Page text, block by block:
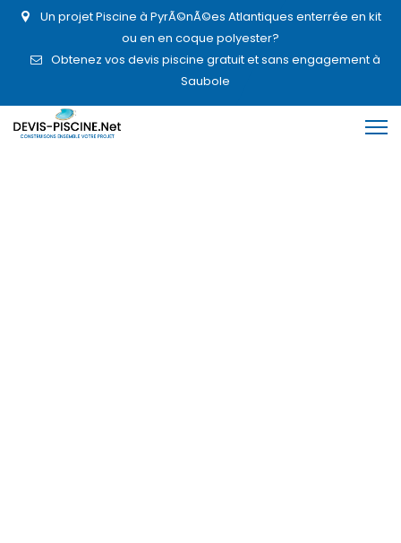
Un projet Piscine à PyrÃ©nÃ©es Atlantiques enterrée en kit
ou en en coque polyester?
Obtenez vos devis piscine gratuit et sans engagement à
Saubole